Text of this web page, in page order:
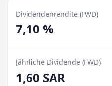
Dividendenrendite (FWD)
7,10 %
Jährliche Dividende (FWD)
1,60 SAR